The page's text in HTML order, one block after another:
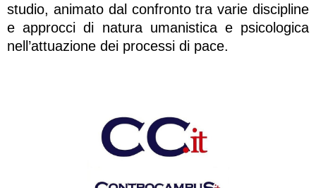
studio, animato dal confronto tra varie discipline
e approcci di natura umanistica e psicologica
nell’attuazione dei processi di pace.